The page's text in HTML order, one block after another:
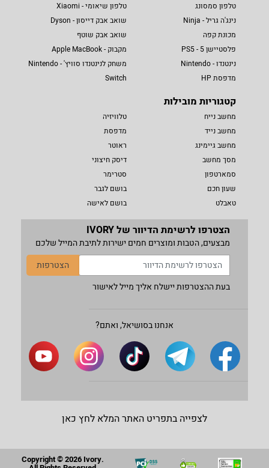
טלפון סמסונג
נינג'ה גריל - Ninja
מכונת קפה
פלסטיישן 5 - PS5
נינטנדו - Nintendo
מדפסת HP
טלפון שיאומי - Xiaomi
שואב אבק דייסון - Dyson
שואב אבק שוטף
מקבוק - Apple MacBook
משחק לנינטנדו סוויץ' - Nintendo
Switch
קטגוריות מובילות
מחשב נייח
מחשב נייד
מחשב גיימינג
מסך מחשב
סמארטפון
שעון חכם
טאבלט
טלוויזיה
מדפסת
ראוטר
דיסק חיצוני
סטרימר
בושם לגבר
בושם לאישה
הצטרפו לרשימת הדיוור של IVORY
מבצעים, הטבות ומוצרים חמים ישירות לתיבת המייל שלכם
הצטרפות
בעת ההצטרפות יישלח אליך מייל לאישור
אנחנו בסושיאל, ואתם?
לצפייה בתפריט האתר המלא לחץ כאן
Copyright © 2026 Ivory.